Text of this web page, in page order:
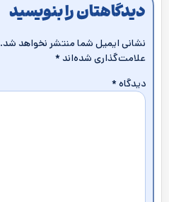
دیدگاهتان را بنویسید
نشانی ایمیل شما منتشر نخواهد شد.
علامت‌گذاری شده‌اند *
دیدگاه*